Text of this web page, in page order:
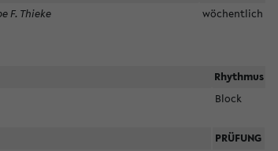
F. Thieke wöchentlich
Rhythmus
Block
PRÜFUNG